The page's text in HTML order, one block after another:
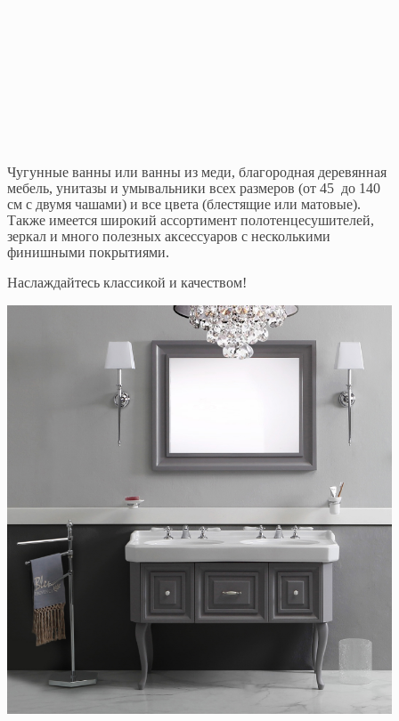
Чугунные ванны или ванны из меди, благородная деревянная
мебель, унитазы и умывальники всех размеров (от 45 до 140
см с двумя чашами) и все цвета (блестящие или матовые).
Также имеется широкий ассортимент полотенцесушителей,
зеркал и много полезных аксессуаров с несколькими
финишными покрытиями.
Наслаждайтесь классикой и качеством!